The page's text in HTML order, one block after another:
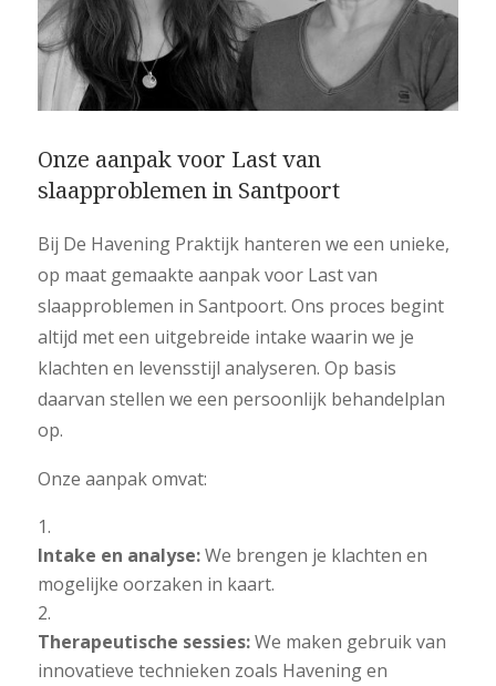
Onze aanpak voor Last van
slaapproblemen in Santpoort
Bij De Havening Praktijk hanteren we een unieke,
op maat gemaakte aanpak voor Last van
slaapproblemen in Santpoort. Ons proces begint
altijd met een uitgebreide intake waarin we je
klachten en levensstijl analyseren. Op basis
daarvan stellen we een persoonlijk behandelplan
op.
Onze aanpak omvat:
Intake en analyse:We brengen je klachten en
mogelijke oorzaken in kaart.
Therapeutische sessies:We maken gebruik van
innovatieve technieken zoals Havening en